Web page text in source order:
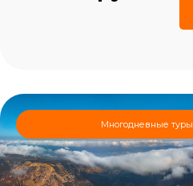
Многодневные туры